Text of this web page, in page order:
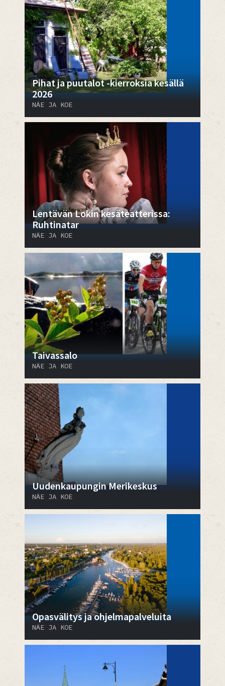
Pihat ja puutalot -kierroksia kesällä
2026
NÄE JA KOE
Lentävän Lokin kesäteatterissa:
Ruhtinatar
NÄE JA KOE
Taivassalo
NÄE JA KOE
Uudenkaupungin Merikeskus
NÄE JA KOE
Opasvälitys ja ohjelmapalveluita
NÄE JA KOE